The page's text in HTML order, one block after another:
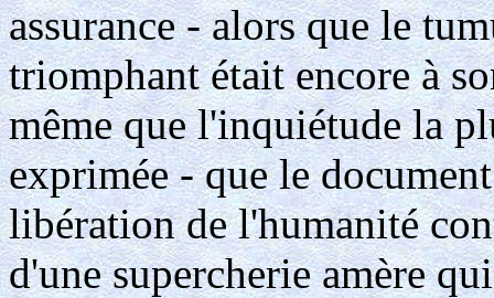
assurance - alors que le
triomphant était encore à
même que l'inquiétude la
exprimée - que le
libération de l'humanité
d'une supercherie amère